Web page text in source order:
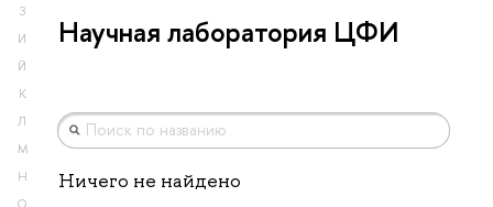
З
И
Й
К
Л
М
Н
О
Научная лаборатория ЦФИ
Ничего не найдено